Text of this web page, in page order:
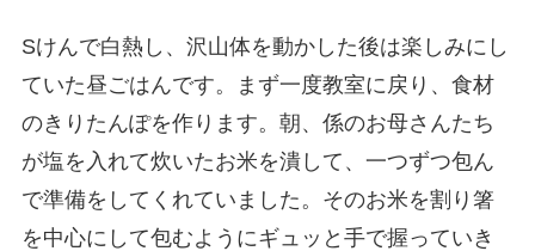
Sけんで白熱し、沢山体を動かした後は楽しみにし
ていた昼ごはんです。まず一度教室に戻り、食材
のきりたんぽを作ります。朝、係のお母さんたち
が塩を入れて炊いたお米を潰して、一つずつ包ん
で準備をしてくれていました。そのお米を割り箸
を中心にして包むようにギュッと手で握っていき